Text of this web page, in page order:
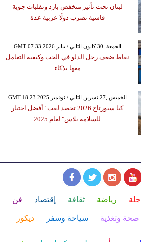
لبنان تحت تأثير منخفض بارد وتقلبات جوية
قاسية تضرب دولًا عربية عدة
GMT 07:33 2026 الجمعة ,30 كانون الثاني / يناير
نقاط ضعف رجل الدلو في الحب وكيفية التعامل
معها بذكاء
GMT 18:23 2025 الخميس ,27 تشرين الثاني / نوفمبر
كيا سبورتاج 2026 تحصد لقب "أفضل اختيار
للسلامة بلاس" لعام 2025
رياضة ثقافة إقتصاد فن
صحة وتغذية سياحة وسفر ديكور